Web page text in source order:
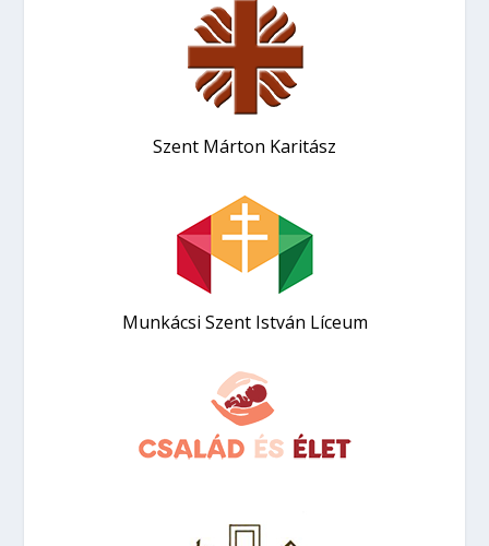
Szent Márton Karitász
Munkácsi Szent István Líceum